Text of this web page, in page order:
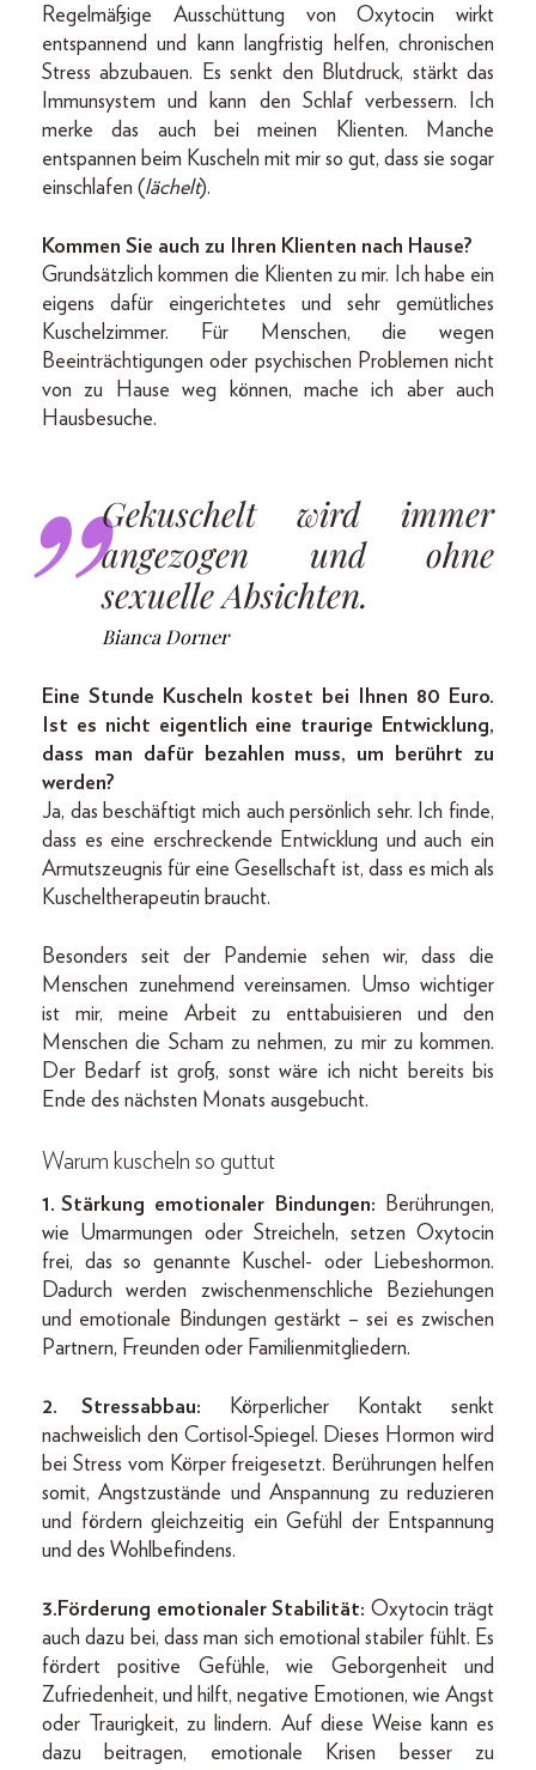
Regelmäßige Ausschüttung von Oxytocin wirkt
entspannend und kann langfristig helfen, chronischen
Stress abzubauen. Es senkt den Blutdruck, stärkt das
Immunsystem und kann den Schlaf verbessern. Ich
merke das auch bei meinen Klienten. Manche
entspannen beim Kuscheln mit mir so gut, dass sie sogar
einschlafen (lächelt).
Kommen Sie auch zu Ihren Klienten nach Hause?
Grundsätzlich kommen die Klienten zu mir. Ich habe ein
eigens dafür eingerichtetes und sehr gemütliches
Kuschelzimmer. Für Menschen, die wegen
Beeinträchtigungen oder psychischen Problemen nicht
von zu Hause weg können, mache ich aber auch
Hausbesuche.
Gekuschelt wird immer
angezogen und ohne
sexuelle Absichten.
Bianca Dorner
Eine Stunde Kuscheln kostet bei Ihnen 80 Euro.
Ist es nicht eigentlich eine traurige Entwicklung,
dass man dafür bezahlen muss, um berührt zu
werden?
Ja, das beschäftigt mich auch persönlich sehr. Ich finde,
dass es eine erschreckende Entwicklung und auch ein
Armutszeugnis für eine Gesellschaft ist, dass es mich als
Kuscheltherapeutin braucht.
Besonders seit der Pandemie sehen wir, dass die
Menschen zunehmend vereinsamen. Umso wichtiger
ist mir, meine Arbeit zu enttabuisieren und den
Menschen die Scham zu nehmen, zu mir zu kommen.
Der Bedarf ist groß, sonst wäre ich nicht bereits bis
Ende des nächsten Monats ausgebucht.
Warum kuscheln so guttut
1. Stärkung emotionaler Bindungen: Berührungen,
wie Umarmungen oder Streicheln, setzen Oxytocin
frei, das so genannte Kuschel- oder Liebeshormon.
Dadurch werden zwischenmenschliche Beziehungen
und emotionale Bindungen gestärkt – sei es zwischen
Partnern, Freunden oder Familienmitgliedern.
2. Stressabbau:
Körperlicher Kontakt senkt
nachweislich den Cortisol-Spiegel. Dieses Hormon wird
bei Stress vom Körper freigesetzt. Berührungen helfen
somit, Angstzustände und Anspannung zu reduzieren
und fördern gleichzeitig ein Gefühl der Entspannung
und des Wohlbefindens.
3. Förderung emotionaler Stabilität: Oxytocin trägt
auch dazu bei, dass man sich emotional stabiler fühlt. Es
fördert positive Gefühle, wie Geborgenheit und
Zufriedenheit, und hilft, negative Emotionen, wie Angst
oder Traurigkeit, zu lindern. Auf diese Weise kann es
dazu beitragen, emotionale Krisen besser zu